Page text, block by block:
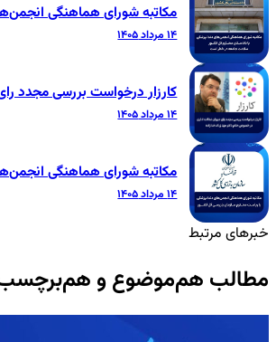
مکاتبه شورای هماهنگی
۱۴ مرداد ۱۴۰۵
کارزار درخواست بررسی مجدد
۱۴ مرداد ۱۴۰۵
مکاتبه شورای هماهنگی
۱۴ مرداد ۱۴۰۵
خبرهای مرتبط
مطالب هم‌موضوع و